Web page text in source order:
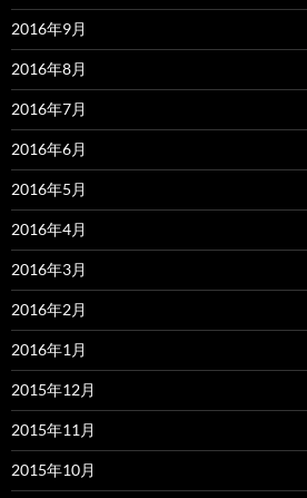
2016年9月
2016年8月
2016年7月
2016年6月
2016年5月
2016年4月
2016年3月
2016年2月
2016年1月
2015年12月
2015年11月
2015年10月